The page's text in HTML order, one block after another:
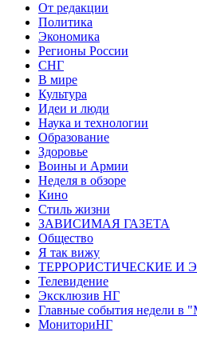
От редакции
Политика
Экономика
Регионы России
СНГ
В мире
Культура
Идеи и люди
Наука и технологии
Образование
Здоровье
Воины и Армии
Неделя в обзоре
Кино
Стиль жизни
ЗАВИСИМАЯ ГАЗЕТА
Общество
Я так вижу
ТЕРРОРИСТИЧЕСКИЕ И
Телевидение
Эксклюзив НГ
Главные события недели в
МониториНГ